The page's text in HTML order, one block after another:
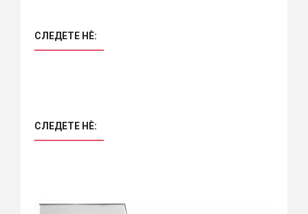
СЛЕДЕТЕ НÈ:
СЛЕДЕТЕ НÈ: